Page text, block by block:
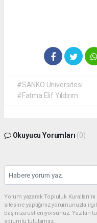
#SANKO Üniversitesi
#Fatma Elif Yıldırım
Okuyucu Yorumları (0)
Yorum yazarak Topluluk
sitesine yaptığınız yorumunuzla
başınıza üstleniyorsunuz.
sorumlu tutulamaz.